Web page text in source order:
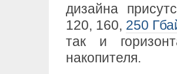
дизайна
120, 160, 250
так и
накопителя.